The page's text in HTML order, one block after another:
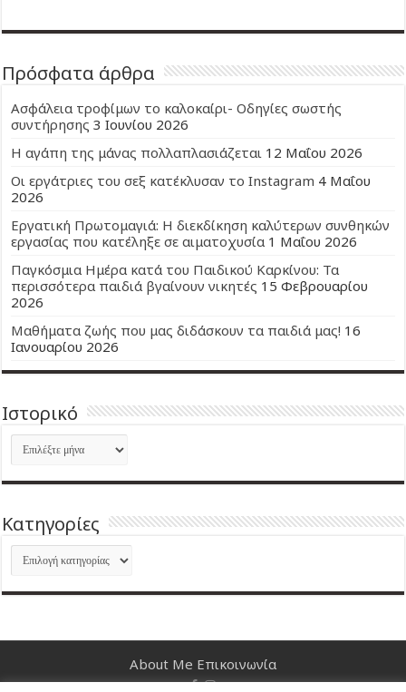
Πρόσφατα άρθρα
Ασφάλεια τροφίμων το καλοκαίρι- Οδηγίες σωστής
συντήρησης 3 Ιουνίου 2026
Η αγάπη της μάνας πολλαπλασιάζεται 12 Μαΐου 2026
Οι εργάτριες του σεξ κατέκλυσαν το Instagram 4 Μαΐου
2026
Εργατική Πρωτομαγιά: Η διεκδίκηση καλύτερων συνθηκών
εργασίας που κατέληξε σε αιματοχυσία 1 Μαΐου 2026
Παγκόσμια Ημέρα κατά του Παιδικού Καρκίνου: Τα
περισσότερα παιδιά βγαίνουν νικητές 15 Φεβρουαρίου
2026
Μαθήματα ζωής που μας διδάσκουν τα παιδιά μας! 16
Ιανουαρίου 2026
Ιστορικό
Ιστορικό
Kατηγορίες
Kατηγορίες
About Me Επικοινωνία